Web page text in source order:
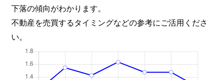
下落の傾向がわかります。
不動産を売買するタイミングなどの参考にご活用くださ
い。